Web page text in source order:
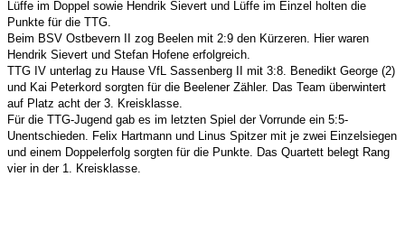
Lüffe im Doppel sowie Hendrik Sievert und Lüffe im Einzel holten die
Punkte für die TTG.
Beim BSV Ostbevern II zog Beelen mit 2:9 den Kürzeren. Hier waren
Hendrik Sievert und Stefan Hofene erfolgreich.
TTG IV unterlag zu Hause VfL Sassenberg II mit 3:8. Benedikt George (2)
und Kai Peterkord sorgten für die Beelener Zähler. Das Team überwintert
auf Platz acht der 3. Kreisklasse.
Für die TTG-Jugend gab es im letzten Spiel der Vorrunde ein 5:5-
Unentschieden. Felix Hartmann und Linus Spitzer mit je zwei Einzelsiegen
und einem Doppelerfolg sorgten für die Punkte. Das Quartett belegt Rang
vier in der 1. Kreisklasse.